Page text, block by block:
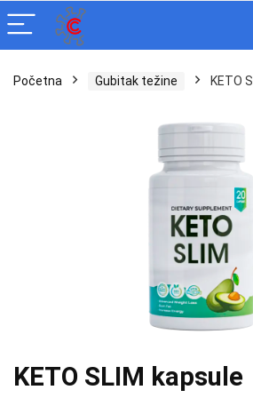
Početna Gubitak težine KETO
KETO SLIM kapsule